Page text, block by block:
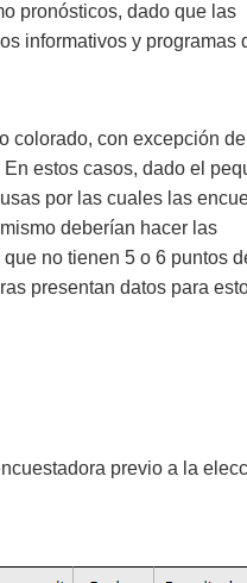
pronósticos, dado que las
informativos y programas
colorado, con excepción de
estos casos, dado el
por las cuales las
deberían hacer las
no tienen 5 o 6 puntos
presentan datos para
previo a la